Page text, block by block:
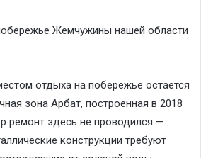
Жемчужины нашей области
отдыха на побережье остается
зона Арбат, построенная в 2018
ремонт здесь не проводился —
конструкции требуют